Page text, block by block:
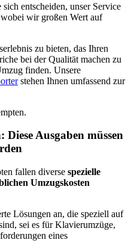
entscheiden, unser Service
wir großen Wert auf
zu bieten, das Ihren
bei der Qualität machen zu
finden. Unsere
stehen Ihnen umfassend zur
Ausgaben müssen
fallen diverse spezielle
Umzugskosten
Lösungen an, die speziell auf
sei es für Klavierumzüge,
eines